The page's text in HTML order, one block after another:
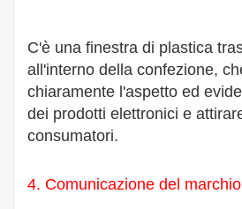
C'è una finestra di plastica
all'interno della confezione,
chiaramente l'aspetto ed
dei prodotti elettronici e
consumatori.
4. Comunicazione del marchio